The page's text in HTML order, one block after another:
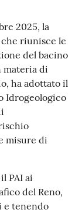
2025, la
riunisce le
del bacino
materia di
ha adottato il
Idrogeologico
misure di
PAI ai
del Reno,
e tenendo